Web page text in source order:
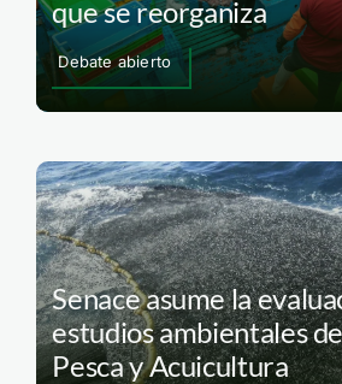
que se reorganiza
Debate abierto
Senace asume la
estudios ambientales
Pesca y Acuicultura